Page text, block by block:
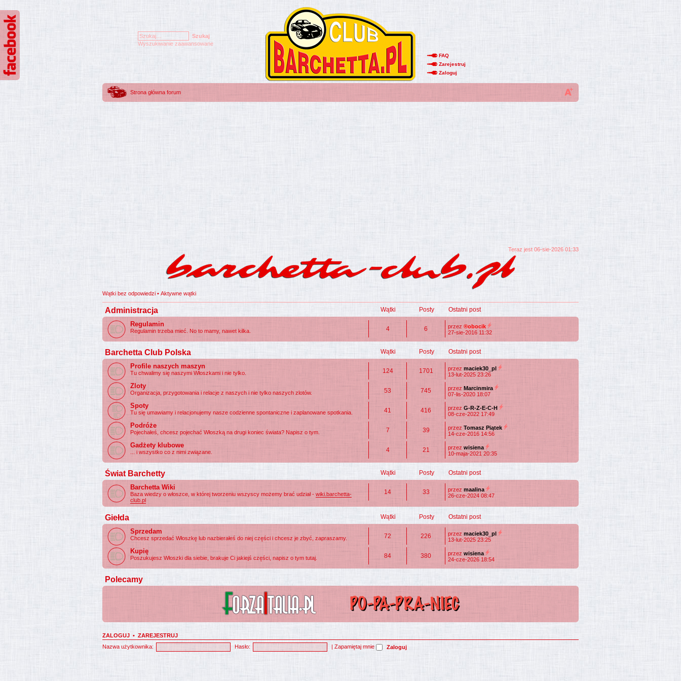
Wyszukiwanie zaawansowane
FAQ
Zarejestruj
Zaloguj
Strona główna forum
Teraz jest 06-sie-2026 01:33
Wątki bez odpowiedzi • Aktywne wątki
Administracja Wątki Posty Ostatni post
Regulamin
Regulamin trzeba mieć. No to mamy, nawet kilka. 4 6 przez ®obocik
27-sie-2016 11:32
Barchetta Club Polska Wątki Posty Ostatni post
Profile naszych maszyn
Tu chwalimy się naszymi Włoszkami i nie tylko. 124 1701 przez maciek30_pl
13-lut-2025 23:26
Zloty
Organizacja, przygotowania i relacje z naszych i nie tylko naszych zlotów. 53 745 przez Marcinmira
07-lis-2020 18:07
Spoty
Tu się umawiamy i relacjonujemy nasze codzienne spontaniczne i zaplanowane spotkania. 41 416 przez G-R-Z-E-C-H
08-cze-2022 17:49
Podróże
Pojechałeś, chcesz pojechać Włoszką na drugi koniec świata? Napisz o tym. 7 39 przez Tomasz Piątek
14-cze-2016 14:56
Gadżety klubowe
... i wszystko co z nimi związane. 4 21 przez wisiena
10-maja-2021 20:35
Świat Barchetty Wątki Posty Ostatni post
Barchetta Wiki
Baza wiedzy o włoszce, w której tworzeniu wszyscy możemy brać udział - wiki.barchetta-
club.pl
14 33 przez maalina
26-cze-2024 08:47
Giełda Wątki Posty Ostatni post
Sprzedam
Chcesz sprzedać Włoszkę lub nazbierałeś do niej części i chcesz je zbyć, zapraszamy. 72 226 przez maciek30_pl
13-lut-2025 23:25
Kupię
Poszukujesz Włoszki dla siebie, brakuje Ci jakiejś części, napisz o tym tutaj. 84 380 przez wisiena
24-cze-2026 18:54
Polecamy
ZALOGUJ • ZAREJESTRUJ
Nazwa użytkownika:
Hasło: | Zapamiętaj mnie